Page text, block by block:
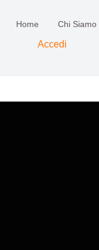
Home Chi Siamo
Accedi